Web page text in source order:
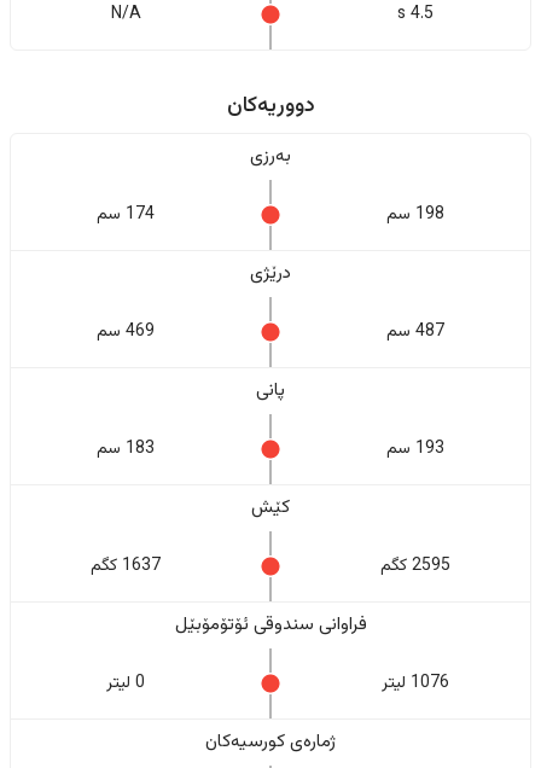
4.5 s
N/A
دووریەکان
بەرزی
198 سم 174 سم
درێژی
487 سم 469 سم
پانی
193 سم 183 سم
کێش
2595 کگم 1637 کگم
فراوانی سندوقی ئۆتۆمۆبێل
1076 لیتر 0 لیتر
ژمارەی کورسیەکان